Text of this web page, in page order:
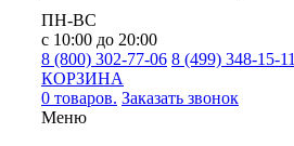
ПН-ВС
с 10:00 до 20:00
8 (800) 302-77-06 8 (499) 348-15-11
КОРЗИНА
0 товаров. Заказать звонок
Меню